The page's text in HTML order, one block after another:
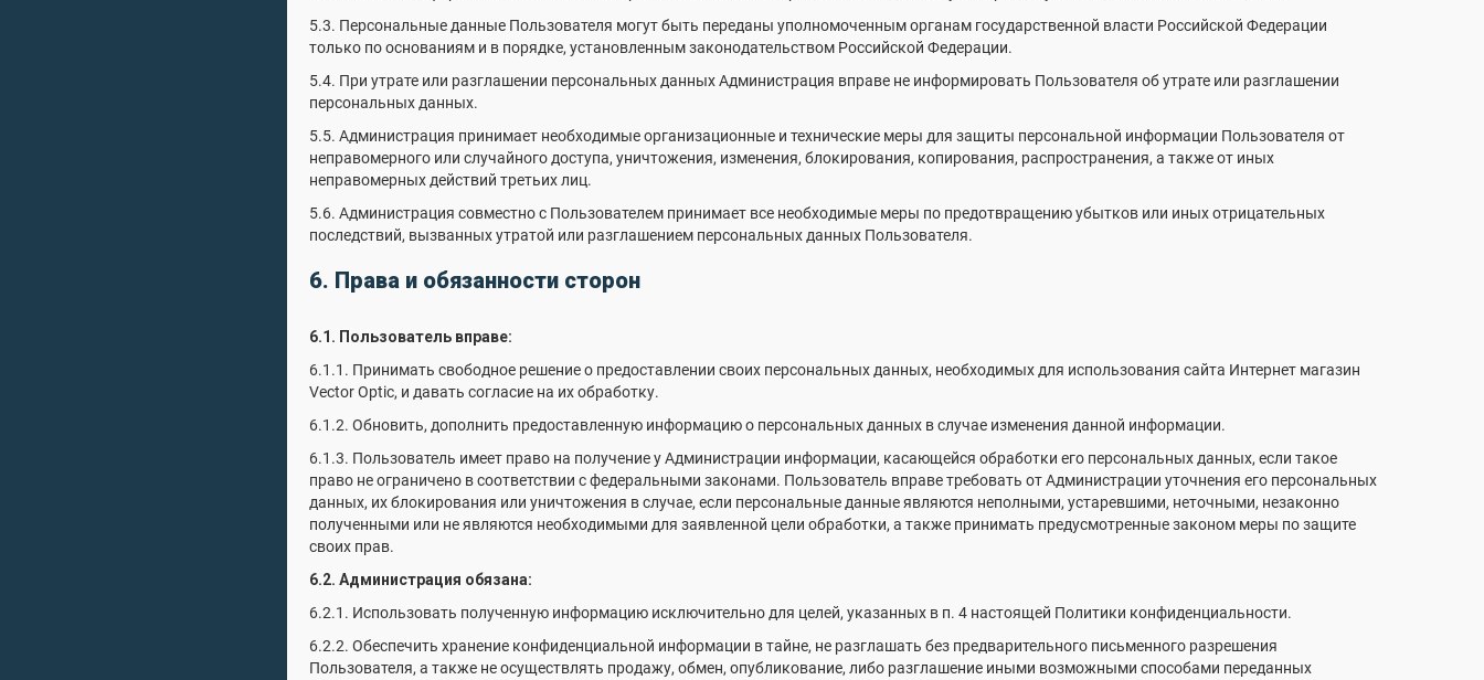
5.3. Персональные данные Пользователя могут быть переданы уполномоченным органам государственной власти Российской Федерации
только по основаниям и в порядке, установленным законодательством Российской Федерации.
5.4. При утрате или разглашении персональных данных Администрация вправе не информировать Пользователя об утрате или разглашении
персональных данных.
5.5. Администрация принимает необходимые организационные и технические меры для защиты персональной информации Пользователя от
неправомерного или случайного доступа, уничтожения, изменения, блокирования, копирования, распространения, а также от иных
неправомерных действий третьих лиц.
5.6. Администрация совместно с Пользователем принимает все необходимые меры по предотвращению убытков или иных отрицательных
последствий, вызванных утратой или разглашением персональных данных Пользователя.
6. Права и обязанности сторон
6.1. Пользователь вправе:
6.1.1. Принимать свободное решение о предоставлении своих персональных данных, необходимых для использования сайта Интернет магазин
Vector Optic, и давать согласие на их обработку.
6.1.2. Обновить, дополнить предоставленную информацию о персональных данных в случае изменения данной информации.
6.1.3. Пользователь имеет право на получение у Администрации информации, касающейся обработки его персональных данных, если такое
право не ограничено в соответствии с федеральными законами. Пользователь вправе требовать от Администрации уточнения его персональных
данных, их блокирования или уничтожения в случае, если персональные данные являются неполными, устаревшими, неточными, незаконно
полученными или не являются необходимыми для заявленной цели обработки, а также принимать предусмотренные законом меры по защите
своих прав.
6.2. Администрация обязана:
6.2.1. Использовать полученную информацию исключительно для целей, указанных в п. 4 настоящей Политики конфиденциальности.
6.2.2. Обеспечить хранение конфиденциальной информации в тайне, не разглашать без предварительного письменного разрешения
Пользователя, а также не осуществлять продажу, обмен, опубликование, либо разглашение иными возможными способами переданных